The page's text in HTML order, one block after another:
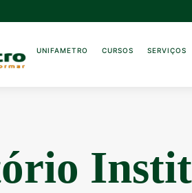
UNIFAMETRO CURSOS SERVIÇOS